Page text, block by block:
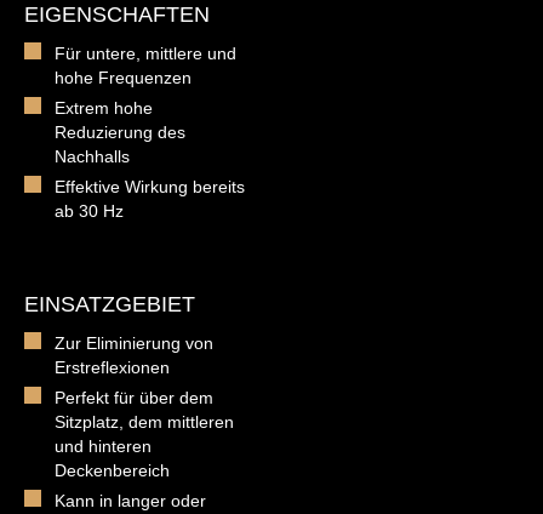
EIGENSCHAFTEN
Für untere, mittlere und
hohe Frequenzen
Extrem hohe
Reduzierung des
Nachhalls
Effektive Wirkung bereits
ab 30 Hz
EINSATZGEBIET
Zur Eliminierung von
Erstreflexionen
Perfekt für über dem
Sitzplatz, dem mittleren
und hinteren
Deckenbereich
Kann in langer oder